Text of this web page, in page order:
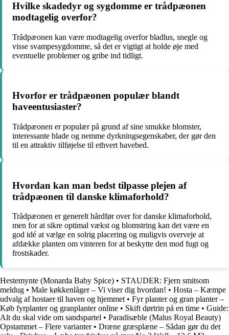
Hvilke skadedyr og sygdomme er trådpæonen
modtagelig overfor?
Trådpæonen kan være modtagelig overfor bladlus, snegle og
visse svampesygdomme, så det er vigtigt at holde øje med
eventuelle problemer og gribe ind tidligt.
Hvorfor er trådpæonen populær blandt
haveentusiaster?
Trådpæonen er populær på grund af sine smukke blomster,
interessante blade og nemme dyrkningsegenskaber, der gør den
til en attraktiv tilføjelse til ethvert havebed.
Hvordan kan man bedst tilpasse plejen af
trådpæonen til danske klimaforhold?
Trådpæonen er generelt hårdfør over for danske klimaforhold,
men for at sikre optimal vækst og blomstring kan det være en
god idé at vælge en solrig placering og muligvis overveje at
afdække planten om vinteren for at beskytte den mod fugt og
frostskader.
Hestemynte (Monarda Baby Spice) • STAUDER: Fjern smitsom
meldug • Male køkkenlåger – Vi viser dig hvordan! • Hosta – Kæmpe
udvalg af hostaer til haven og hjemmet• Fyr planter og gran planter –
Køb fyrplanter og granplanter online • Skift dørtrin på en time • Guide:
Alt du skal vide om sandspartel • Paradisæble (Malus Royal Beauty)
Opstammet – Flere varianter• Dræne græsplæne – Sådan gør du det